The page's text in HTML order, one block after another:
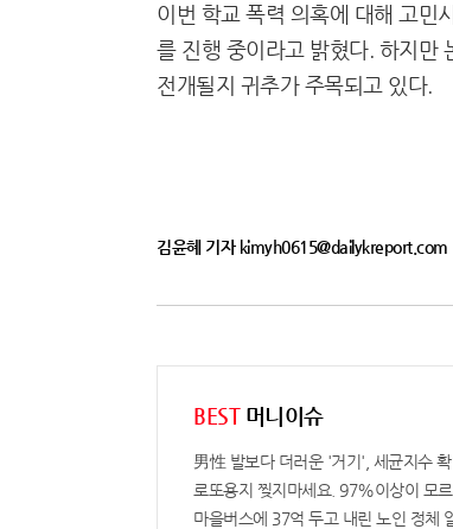
이번 학교 폭력 의혹에 대해 고민
를 진행 중이라고 밝혔다. 하지만
전개될지 귀추가 주목되고 있다.
김윤혜 기자 kimyh0615@dailykreport.com
BEST머니이슈
男性 발보다 더러운 '거기', 세균지수 확
로또용지 찢지마세요. 97%이상이 모
마을버스에 37억 두고 내린 노인 정체